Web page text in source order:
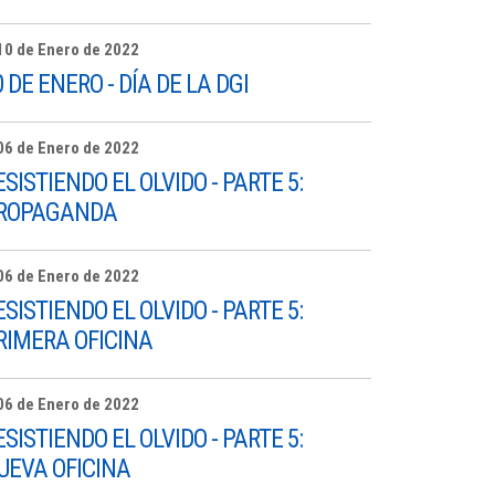
de Enero de 2022
DE ENERO - DÍA DE LA DGI
de Enero de 2022
EL OLVIDO - PARTE 5:
de Enero de 2022
EL OLVIDO - PARTE 5:
OFICINA
de Enero de 2022
EL OLVIDO - PARTE 5:
OFICINA